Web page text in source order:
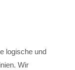
logische und
Wir